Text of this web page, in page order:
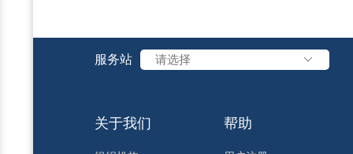
服务站 请选择
关于我们 帮助